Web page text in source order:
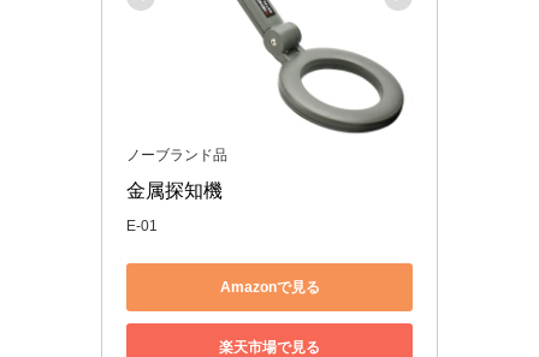
ノーブランド品
金属探知機
E-01
Amazonで見る
楽天市場で見る